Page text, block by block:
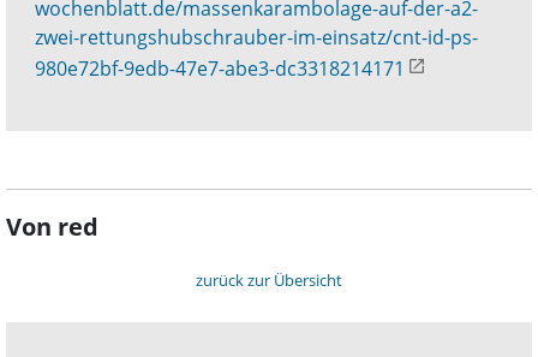
wochenblatt.de/massenkarambolage-auf-der-a2-
zwei-rettungshubschrauber-im-einsatz/cnt-id-ps-
980e72bf-9edb-47e7-abe3-dc3318214171
Von red
zurück zur Übersicht